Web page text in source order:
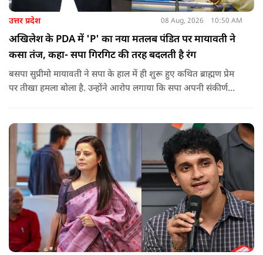
उत्तर प्रदेश 08 Aug, 2026 10:50 AM
अखिलेश के PDA में 'P' का नया मतलब पंडित पर मायावती ने
कसा तंज, कहा- सपा गिरगिट की तरह बदलती है रंग
बसपा सुप्रीमो मायावती ने सपा के हाल में ही शुरू हुए कथित ब्राह्मण प्रेम
पर तीखा हमला बोला है. उन्होंने आरोप लगाया कि सपा अपनी संकीर्ण